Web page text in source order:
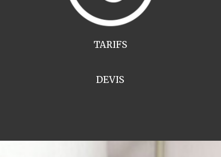
TARIFS
DEVIS